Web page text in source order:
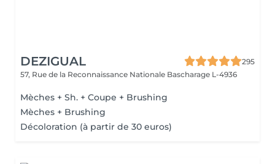
DEZIGUAL
295
57, Rue de la Reconnaissance Nationale Bascharage L-4936
Mèches + Sh. + Coupe + Brushing
Mèches + Brushing
Décoloration (à partir de 30 euros)